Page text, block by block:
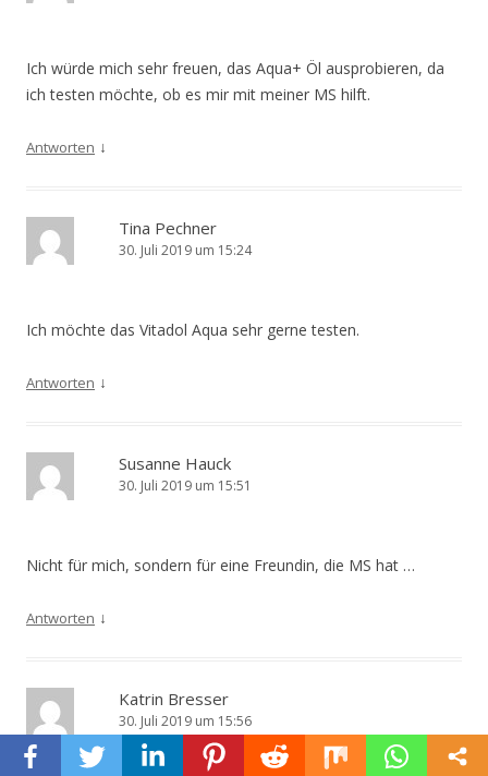
Ich würde mich sehr freuen, das Aqua+ Öl ausprobieren, da
ich testen möchte, ob es mir mit meiner MS hilft.
Antworten ↓
Tina Pechner
30. Juli 2019 um 15:24
Ich möchte das Vitadol Aqua sehr gerne testen.
Antworten ↓
Susanne Hauck
30. Juli 2019 um 15:51
Nicht für mich, sondern für eine Freundin, die MS hat …
Antworten ↓
Katrin Bresser
30. Juli 2019 um 15:56